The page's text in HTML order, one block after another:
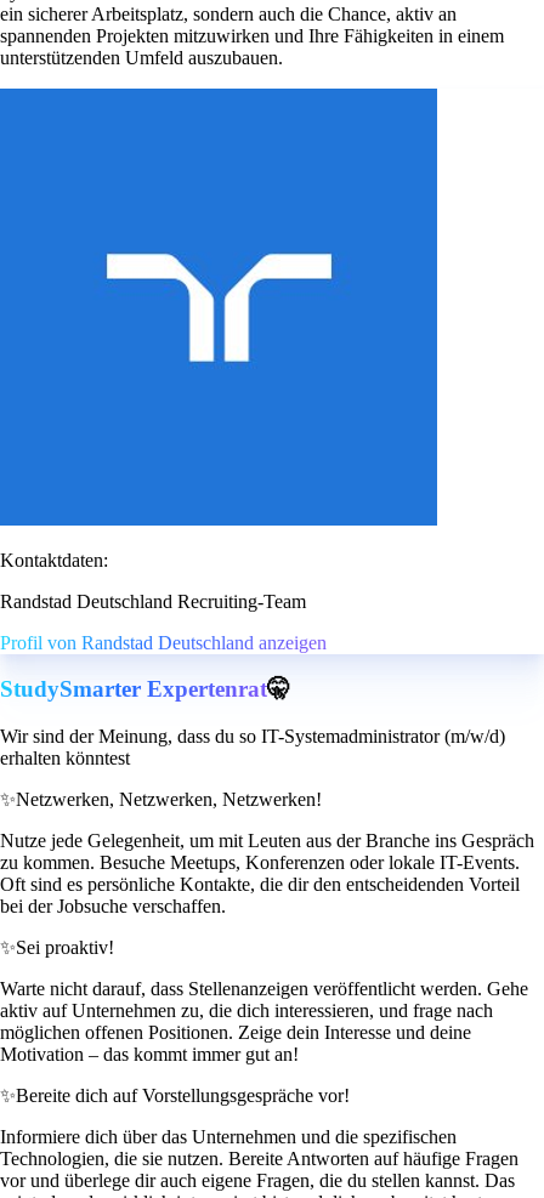
ein sicherer Arbeitsplatz, sondern auch die Chance, aktiv an
spannenden Projekten mitzuwirken und Ihre Fähigkeiten in einem
unterstützenden Umfeld auszubauen.
Kontaktdaten:
Randstad Deutschland Recruiting-Team
Profil von Randstad Deutschland anzeigen
StudySmarter Expertenrat🤫
Wir sind der Meinung, dass du so IT-Systemadministrator (m/w/d)
erhalten könntest
✨Netzwerken, Netzwerken, Netzwerken!
Nutze jede Gelegenheit, um mit Leuten aus der Branche ins Gespräch
zu kommen. Besuche Meetups, Konferenzen oder lokale IT-Events.
Oft sind es persönliche Kontakte, die dir den entscheidenden Vorteil
bei der Jobsuche verschaffen.
✨Sei proaktiv!
Warte nicht darauf, dass Stellenanzeigen veröffentlicht werden. Gehe
aktiv auf Unternehmen zu, die dich interessieren, und frage nach
möglichen offenen Positionen. Zeige dein Interesse und deine
Motivation – das kommt immer gut an!
✨Bereite dich auf Vorstellungsgespräche vor!
Informiere dich über das Unternehmen und die spezifischen
Technologien, die sie nutzen. Bereite Antworten auf häufige Fragen
vor und überlege dir auch eigene Fragen, die du stellen kannst. Das